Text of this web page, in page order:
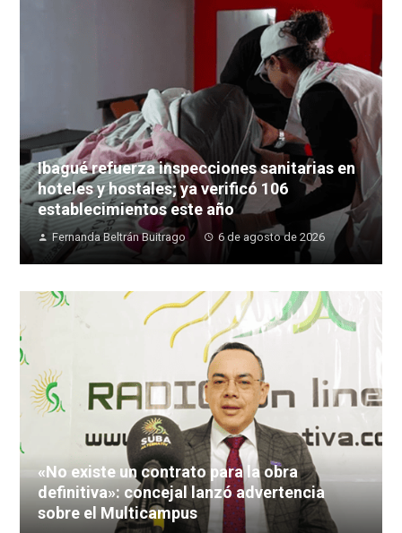
Ibagué refuerza inspecciones sanitarias en
hoteles y hostales; ya verificó 106
establecimientos este año
Fernanda Beltrán Buitrago 6 de agosto de 2026
«No existe un contrato para la obra
definitiva»: concejal lanzó advertencia
sobre el Multicampus